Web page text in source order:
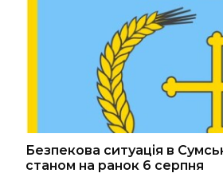
Безпекова ситуація в
станом на ранок 6 серпня